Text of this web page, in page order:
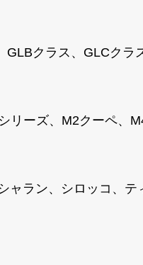
クラス、GLCクラ
リーズ、M2クーペ、
ャラン、シロッコ、テ